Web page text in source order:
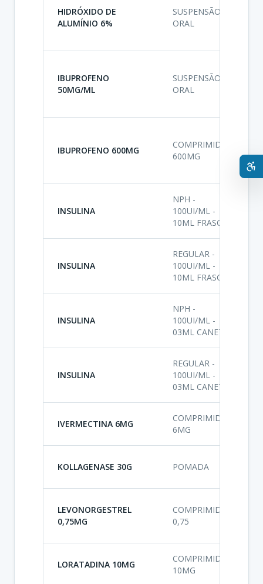
HIDRÓXIDO DE
ALUMÍNIO 6%
SUSPENSÃO
ORAL
IBUPROFENO
50MG/ML
SUSPENSÃO
ORAL
IBUPROFENO 600MG
COMPRIMIDO
600MG
INSULINA
NPH -
100UI/ML -
10ML FRASCO
INSULINA
REGULAR -
100UI/ML -
10ML FRASCO
INSULINA
NPH -
100UI/ML -
03ML CANETA
INSULINA
REGULAR -
100UI/ML -
03ML CANETA
IVERMECTINA 6MG
COMPRIMIDO
6MG
KOLLAGENASE 30G POMADA
LEVONORGESTREL
0,75MG
COMPRIMIDO
0,75
LORATADINA 10MG
COMPRIMIDO
10MG